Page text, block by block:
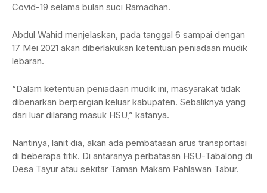
Covid-19 selama bulan suci Ramadhan.
Abdul Wahid menjelaskan, pada tanggal 6 sampai dengan
17 Mei 2021 akan diberlakukan ketentuan peniadaan mudik
lebaran.
“Dalam ketentuan peniadaan mudik ini, masyarakat tidak
dibenarkan berpergian keluar kabupaten. Sebaliknya yang
dari luar dilarang masuk HSU,” katanya.
Nantinya, lanit dia, akan ada pembatasan arus transportasi
di beberapa titik. Di antaranya perbatasan HSU-Tabalong di
Desa Tayur atau sekitar Taman Makam Pahlawan Tabur.